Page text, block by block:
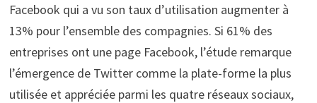
Facebook qui a vu son taux d’utilisation augmenter à
13% pour l’ensemble des compagnies. Si 61% des
entreprises ont une page Facebook, l’étude remarque
l’émergence de Twitter comme la plate-forme la plus
utilisée et appréciée parmi les quatre réseaux sociaux,